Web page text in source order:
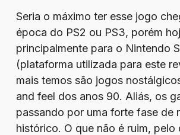
Seria o máximo ter esse jogo
época do PS2 ou PS3, porém
principalmente para o Nintendo
(plataforma utilizada para este
mais temos são jogos
and feel dos anos 90. Aliás, os
passando por uma forte fase de
histórico. O que não é ruim,